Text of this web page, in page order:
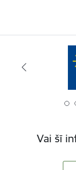
Vai šī